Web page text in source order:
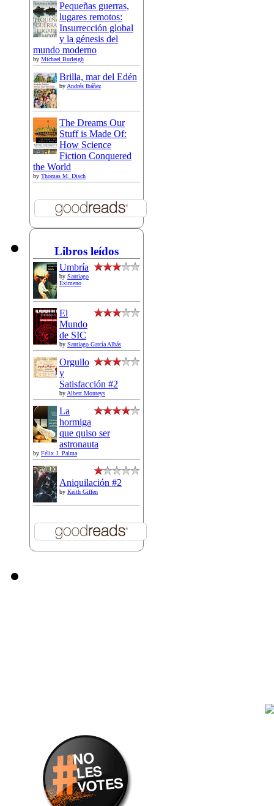
Pequeñas guerras,
lugares remotos:
Insurrección global
y la génesis del
mundo moderno
by Michael Burleigh
Brilla, mar del Edén
byAndrés Ibáñez
The Dreams Our
Stuff is Made Of:
How Science
Fiction Conquered
the World
by Thomas M. Disch
Libros leídos
Umbría
by Santiago
Eximeno
El
Mundo
de SIC
by Santiago García Albás
Orgullo
y
Satisfacción #2
byAlbert Monteys
La
hormiga
que quiso ser
astronauta
by Félix J. Palma
Aniquilación #2
by Keith Giffen